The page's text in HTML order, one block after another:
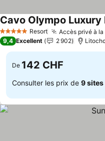
5 Étoiles Resort Accès privé à la
Cavo Olympo Luxury
9,4 Excellent 2 902
De 142 CHF
Consulter les prix de 9 sites